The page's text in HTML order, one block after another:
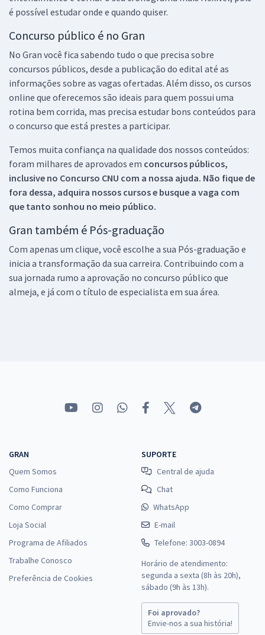
é possível estudar onde e quando quiser.
Concurso público é no Gran
No Gran você fica sabendo tudo o que precisa sobre
concursos públicos, desde a publicação do edital até as
informações sobre as vagas ofertadas. Além disso, os cursos
online que oferecemos são ideais para quem possui uma
rotina bem corrida, mas precisa estudar bons conteúdos para
o concurso que está prestes a participar.
Temos muita confiança na qualidade dos nossos conteúdos:
foram milhares de aprovados em concursos públicos,
inclusive no Concurso CNU com a nossa ajuda. Não fique de
fora dessa, adquira nossos cursos e busque a vaga com
que tanto sonhou no meio público.
Gran também é Pós-graduação
Com apenas um clique, você escolhe a sua Pós-graduação e
inicia a transformação da sua carreira. Contribuindo com a
sua jornada rumo a aprovação no concurso público que
almeja, e já com o título de especialista em sua área.
GRAN
Quem Somos
Como Funciona
Como Comprar
Loja Social
Programa de Afiliados
Trabalhe Conosco
Preferência de Cookies
SUPORTE
Central de ajuda
Chat
WhatsApp
E-mail
Telefone: 3003-0894
Horário de atendimento:
segunda a sexta (8h às 20h),
sábado (9h às 13h).
Foi aprovado?
Envie-nos a sua história!